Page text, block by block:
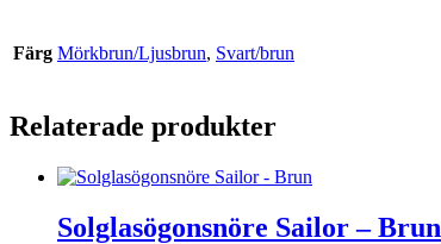
Färg Mörkbrun/Ljusbrun, Svart/brun
Relaterade produkter
Solglasögonsnöre Sailor – Brun